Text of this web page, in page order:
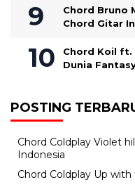
Chord Bruno
Chord Gitar
Chord Koil ft.
Dunia
POSTING
Chord Coldplay Violet
Indonesia
Chord Coldplay Up